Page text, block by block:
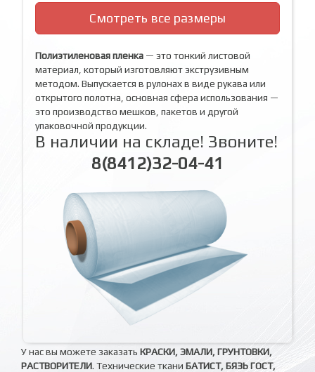
Смотреть все размеры
Полиэтиленовая пленка — это тонкий листовой
материал, который изготовляют экструзивным
методом. Выпускается в рулонах в виде рукава или
открытого полотна, основная сфера использования —
это производство мешков, пакетов и другой
упаковочной продукции.
В наличии на складе! Звоните!
8(8412)32-04-41
У нас вы можете заказать КРАСКИ, ЭМАЛИ, ГРУНТОВКИ,
РАСТВОРИТЕЛИ. Технические ткани БАТИСТ, БЯЗЬ ГОСТ,